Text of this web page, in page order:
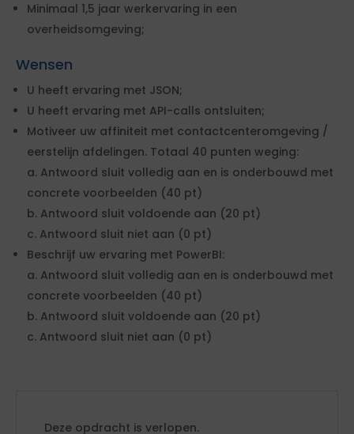
Minimaal 1,5 jaar werkervaring in een
overheidsomgeving;
Wensen
U heeft ervaring met JSON;
U heeft ervaring met API-calls ontsluiten;
Motiveer uw affiniteit met contactcenteromgeving /
eerstelijn afdelingen. Totaal 40 punten weging:
a. Antwoord sluit volledig aan en is onderbouwd met
concrete voorbeelden (40 pt)
b. Antwoord sluit voldoende aan (20 pt)
c. Antwoord sluit niet aan (0 pt)
Beschrijf uw ervaring met PowerBI:
a. Antwoord sluit volledig aan en is onderbouwd met
concrete voorbeelden (40 pt)
b. Antwoord sluit voldoende aan (20 pt)
c. Antwoord sluit niet aan (0 pt)
Deze opdracht is verlopen.